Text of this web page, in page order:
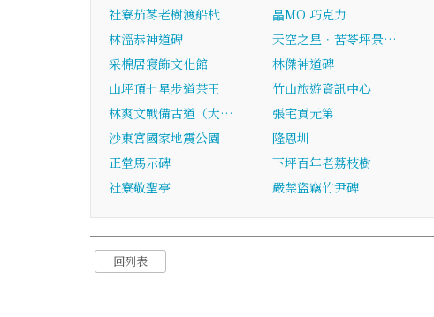
社寮茄苳老樹渡船杙
瞐MO 巧克力
林溫恭神道碑
天空之星．苦苓坪景…
采棉居寢飾文化館
林傑神道碑
山坪頂七星步道茶王
竹山旅遊資訊中心
林爽文戰備古道（大…
張宅貢元第
沙東宮國家地震公園
隆恩圳
正堂馬示碑
下坪百年老荔枝樹
社寮敬聖亭
嚴禁盜竊竹尹碑
回列表